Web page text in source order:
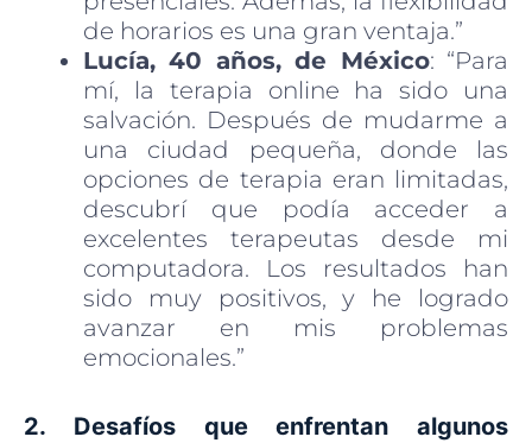
de horarios es una gran ventaja.”
Lucía, 40 años, de México: “Para
mí, la terapia online ha sido una
salvación. Después de mudarme a
una ciudad pequeña, donde las
opciones de terapia eran limitadas,
descubrí que podía acceder a
excelentes terapeutas desde mi
computadora. Los resultados han
sido muy positivos, y he logrado
avanzar en mis problemas
emocionales.”
2. Desafíos que enfrentan algunos